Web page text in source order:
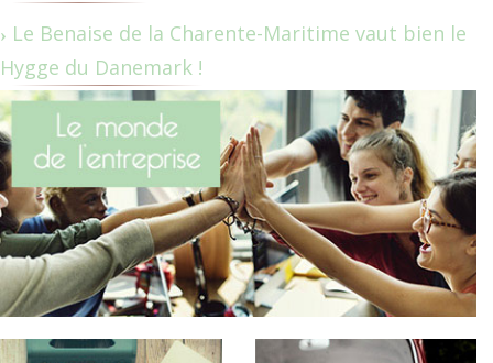
Le Benaise de la Charente-Maritime vaut bien le
Hygge du Danemark !